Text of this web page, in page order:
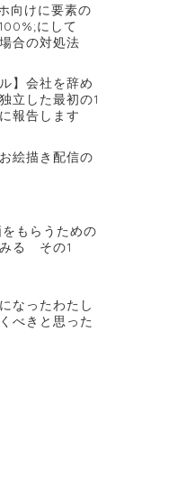
向けに要素の
にして
合の対処法
】会社を辞め
立した最初の1
報告します
絵描き配信の
もらうための
る その1
なったわたし
べきと思った